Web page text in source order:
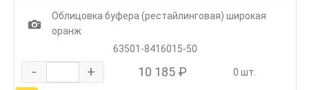
1
Облицовка буфера (рестайлинговая) широкая
оранж
63501-8416015-50
- + 10 185 ₽ 0 шт.